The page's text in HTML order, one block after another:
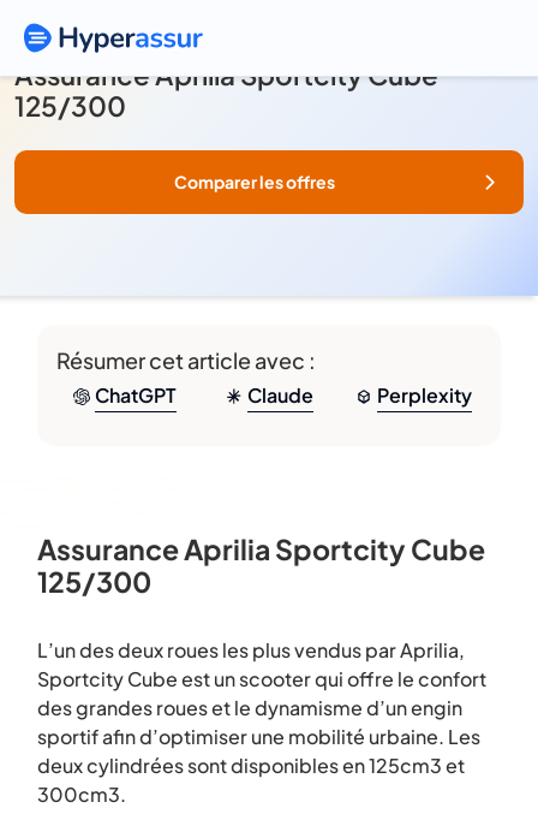
Assurance Aprilia Sportcity Cube
125/300
Comparer les offres
Résumer cet article avec :
ChatGPT Claude Perplexity
Assurance Aprilia Sportcity Cube
125/300
L’un des deux roues les plus vendus par Aprilia,
Sportcity Cube est un scooter qui offre le confort
des grandes roues et le dynamisme d’un engin
sportif afin d’optimiser une mobilité urbaine. Les
deux cylindrées sont disponibles en 125cm3 et
300cm3.